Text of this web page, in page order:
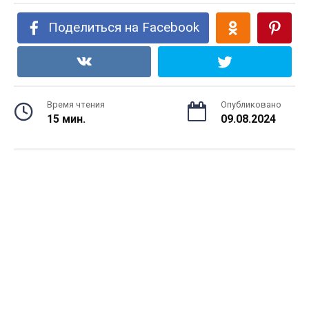
Поделиться на Facebook
Время чтения
15 мин.
Опубликовано
09.08.2024